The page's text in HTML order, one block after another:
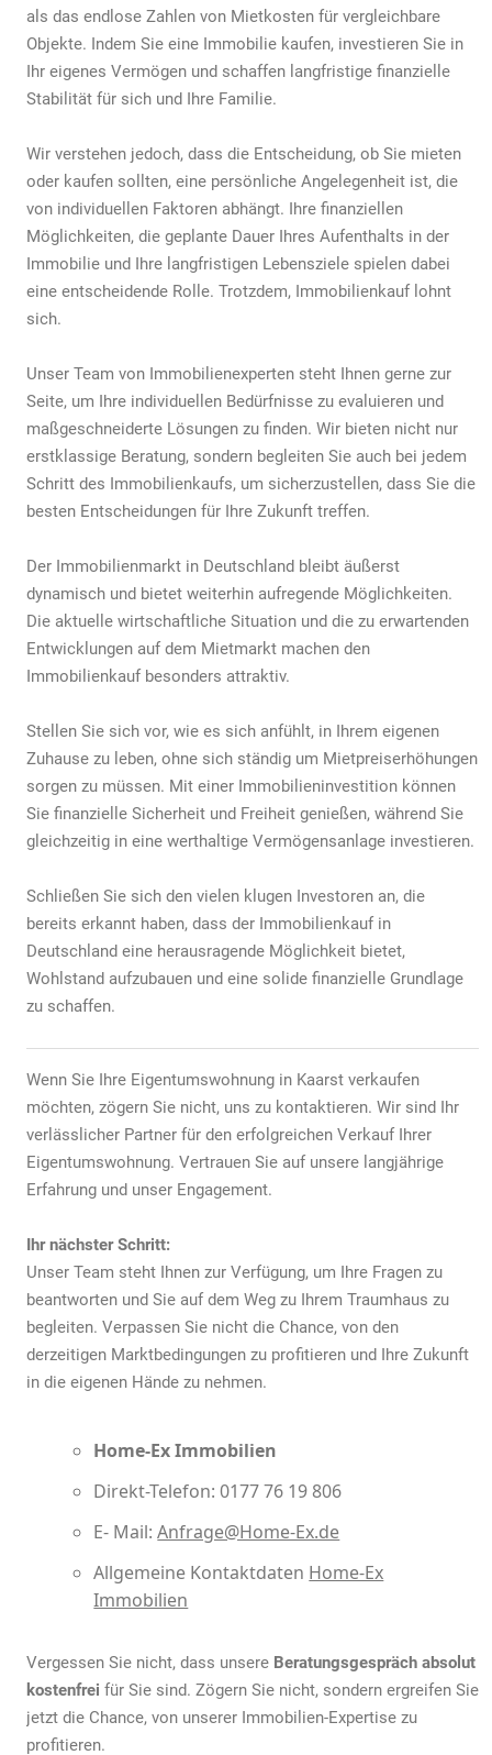
als das endlose Zahlen von Mietkosten für vergleichbare
Objekte. Indem Sie eine Immobilie kaufen, investieren Sie in
Ihr eigenes Vermögen und schaffen langfristige finanzielle
Stabilität für sich und Ihre Familie.
Wir verstehen jedoch, dass die Entscheidung, ob Sie mieten
oder kaufen sollten, eine persönliche Angelegenheit ist, die
von individuellen Faktoren abhängt. Ihre finanziellen
Möglichkeiten, die geplante Dauer Ihres Aufenthalts in der
Immobilie und Ihre langfristigen Lebensziele spielen dabei
eine entscheidende Rolle. Trotzdem, Immobilienkauf lohnt
sich.
Unser Team von Immobilienexperten steht Ihnen gerne zur
Seite, um Ihre individuellen Bedürfnisse zu evaluieren und
maßgeschneiderte Lösungen zu finden. Wir bieten nicht nur
erstklassige Beratung, sondern begleiten Sie auch bei jedem
Schritt des Immobilienkaufs, um sicherzustellen, dass Sie die
besten Entscheidungen für Ihre Zukunft treffen.
Der Immobilienmarkt in Deutschland bleibt äußerst
dynamisch und bietet weiterhin aufregende Möglichkeiten.
Die aktuelle wirtschaftliche Situation und die zu erwartenden
Entwicklungen auf dem Mietmarkt machen den
Immobilienkauf besonders attraktiv.
Stellen Sie sich vor, wie es sich anfühlt, in Ihrem eigenen
Zuhause zu leben, ohne sich ständig um Mietpreiserhöhungen
sorgen zu müssen. Mit einer Immobilieninvestition können
Sie finanzielle Sicherheit und Freiheit genießen, während Sie
gleichzeitig in eine werthaltige Vermögensanlage investieren.
Schließen Sie sich den vielen klugen Investoren an, die
bereits erkannt haben, dass der Immobilienkauf in
Deutschland eine herausragende Möglichkeit bietet,
Wohlstand aufzubauen und eine solide finanzielle Grundlage
zu schaffen.
Wenn Sie Ihre Eigentumswohnung in Kaarst verkaufen
möchten, zögern Sie nicht, uns zu kontaktieren. Wir sind Ihr
verlässlicher Partner für den erfolgreichen Verkauf Ihrer
Eigentumswohnung. Vertrauen Sie auf unsere langjährige
Erfahrung und unser Engagement.
Ihr nächster Schritt:
Unser Team steht Ihnen zur Verfügung, um Ihre Fragen zu
beantworten und Sie auf dem Weg zu Ihrem Traumhaus zu
begleiten. Verpassen Sie nicht die Chance, von den
derzeitigen Marktbedingungen zu profitieren und Ihre Zukunft
in die eigenen Hände zu nehmen.
Home-Ex Immobilien
Direkt-Telefon: 0177 76 19 806
E- Mail:Anfrage@Home-Ex.de
Allgemeine Kontaktdaten Home-Ex
Immobilien
Vergessen Sie nicht, dass unsere Beratungsgespräch absolut
kostenfrei für Sie sind. Zögern Sie nicht, sondern ergreifen Sie
jetzt die Chance, von unserer Immobilien-Expertise zu
profitieren.